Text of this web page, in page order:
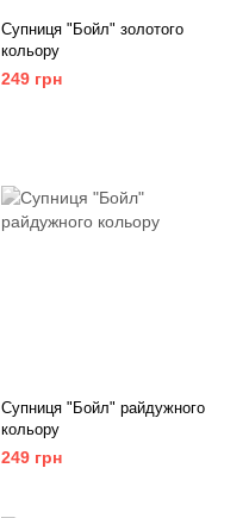
Супниця "Бойл" золотого
кольору
249 грн
Супниця "Бойл" райдужного
кольору
249 грн